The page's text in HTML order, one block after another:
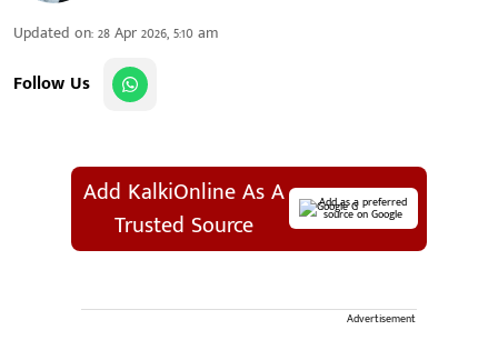
Updated on:28 Apr 2026, 5:10 am
Follow Us
Add KalkiOnline As A
Trusted Source
Add as a preferred
source on Google
Advertisement